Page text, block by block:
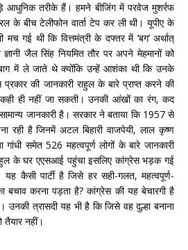
तरीके हैं। हमने बीजिंग में परवेज मुशर्रफ
के बीच टेलीफोन वार्ता टेप कर ली थी। यूपीए के
गई थी कि वित्तमंत्री के दफ्तर में ‘बग’ अर्थात्
जैल सिंह नियमित तौर पर अपने मेहमानों को
में ले जाते थे क्योंकि उन्हें आशंका थी कि उनके
की जानकारी राहुल के बारे प्राप्त करने की
कही ही नहीं जा सकती। उनकी आंखों का रंग, कद
जानकारी है। सरकार ने बताया कि 1957 से
रही है जिनमें अटल बिहारी वाजपेयी, लाल कृष्ण
गांधी समेत 526 महत्वपूर्ण लोगों के बारे जानकारी
के घर एएसआई पहुंचा इसलिए कांग्रेस भड़क गई
कैसी पार्टी है जिसे हर सही-गलत, महत्वपूर्ण-
बचाव करना पड़ता है? कांग्रेस की यह बेचारगी है
त्रासदी यह भी है कि जिसे वह दुल्हा बनाना
नहीं।